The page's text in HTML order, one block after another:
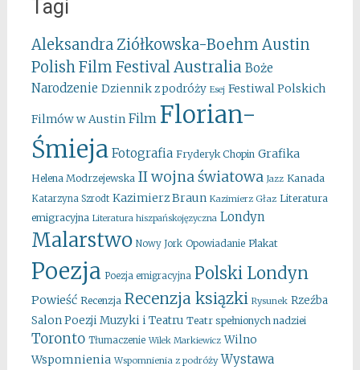
Tagi
Aleksandra Ziółkowska-Boehm Austin
Polish Film FestivalAustralia Boże
Narodzenie Dziennik z podróży Esej Festiwal Polskich
Filmów w Austin Film Florian-
Śmieja Fotografia Fryderyk Chopin Grafika
Helena Modrzejewska II wojna światowa Jazz Kanada
Katarzyna Szrodt Kazimierz Braun Kazimierz Głaz Literatura
emigracyjna Literatura hiszpańskojęzyczna Londyn
Malarstwo Nowy Jork Opowiadanie Plakat
Poezja Poezja emigracyjna Polski Londyn
Powieść Recenzja Recenzja ksiązki Rysunek Rzeźba
Salon Poezji Muzyki i Teatru Teatr spełnionych nadziei
Toronto Tłumaczenie Wilek Markiewicz Wilno
Wspomnienia Wspomnienia z podróży Wystawa